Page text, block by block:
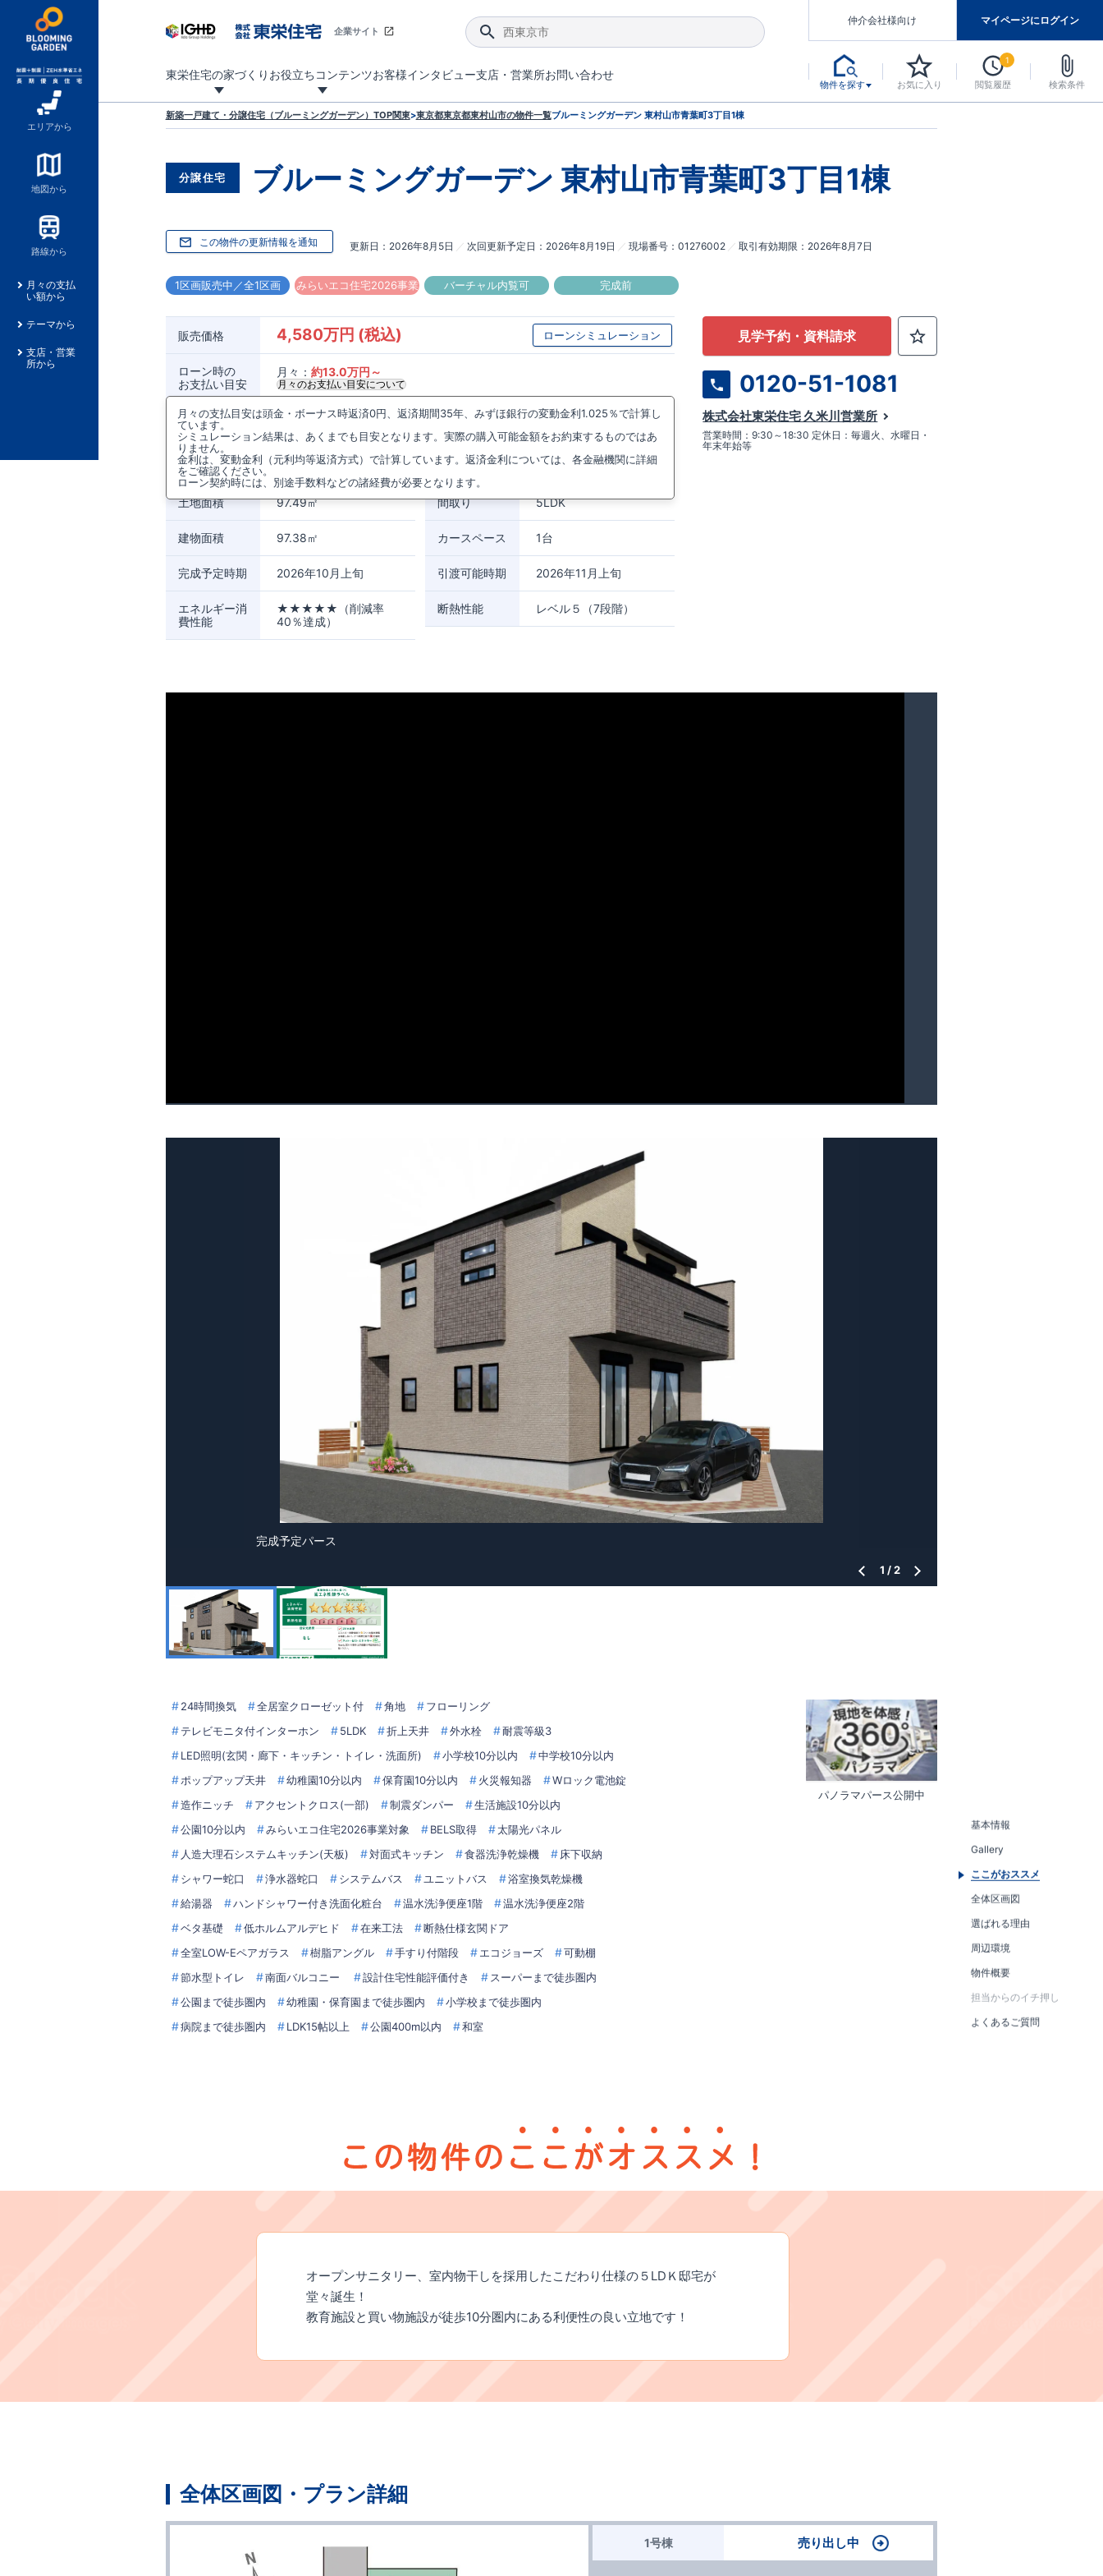
エリアから
地図から
路線から
月々の支払
い額から
テーマから
支店・営業
所から
企業サイト
東栄住宅の家づくり お役立ちコンテンツお客様インタビュー支店・営業所お問い合わせ
仲介会社様向け マイページにログイン
物件を探す お気に入り 閲覧履歴
1
検索条件
新築一戸建て・分譲住宅（ブルーミングガーデン）TOP関東>東京都東京都東村山市の物件一覧ブルーミングガーデン 東村山市青葉町3丁目1棟
分譲住宅 ブルーミングガーデン 東村山市青葉町3丁目1棟
この物件の更新情報を通知 更新日 2026年8月5日 次回更新予定日 2026年8月19日 現場番号 01276002 取引有効期限 2026年8月7日
1区画販売中／全1区画 みらいエコ住宅2026事業 バーチャル内覧可 完成前
販売価格 4,580万円 (税込) ローンシミュレーション
ローン時の
お支払い目安
月々： 約13.0万円～
月々のお支払い目安について
月々の支払目安は頭金・ボーナス時返済0円、返済期間35年、みずほ銀行の変動金利1.025％で計算し
ています。
シミュレーション結果は、あくまでも目安となります。実際の購入可能金額をお約束するものではあ
りません。
金利は、変動金利（元利均等返済方式）で計算しています。返済金利については、各金融機関に詳細
をご確認ください。
ローン契約時には、別途手数料などの諸経費が必要となります。
所在地 東京都東村山市青葉町３丁目6番21(地番) 周辺マップを見る
アクセス 武蔵野線新秋津駅まで徒歩19分
西武池袋・豊島線
秋津駅まで徒歩21分
土地面積 97.49㎡
建物面積 97.38㎡
間取り 5LDK
カースペース 1台
完成予定時期 2026年10月上旬 引渡可能時期 2026年11月上旬
エネルギー消
費性能
★★★★★（削減率
40％達成）
断熱性能 レベル５（7段階）
見学予約・資料請求
0120-51-1081
株式会社東栄住宅 久米川営業所
営業時間：9:30～18:30 定休日：毎週火、水曜日・
年末年始等
完成予定パース
1 /2
24時間換気 全居室クローゼット付 角地
フローリング
テレビモニタ付インターホン
5LDK 折上天井 外水栓
耐震等級3
LED照明(玄関・廊下・キッチン・トイレ・洗面所)
小学校10分以内
中学校10分以内
ポップアップ天井
幼稚園10分以内 保育園10分以内 火災報知器
Wロック電池錠
造作ニッチ
アクセントクロス(一部) 制震ダンパー
生活施設10分以内
公園10分以内
みらいエコ住宅2026事業対象 BELS取得
太陽光パネル
人造大理石システムキッチン(天板)
対面式キッチン 食器洗浄乾燥機
床下収納
シャワー蛇口
浄水器蛇口 システムバス ユニットバス
浴室換気乾燥機
給湯器
ハンドシャワー付き洗面化粧台 温水洗浄便座1階
温水洗浄便座2階
ベタ基礎
低ホルムアルデヒド 在来工法
断熱仕様玄関ドア
全室LOW-Eペアガラス
樹脂アングル 手すり付階段 エコジョーズ
可動棚
節水型トイレ
南面バルコニー 設計住宅性能評価付き
スーパーまで徒歩圏内
公園まで徒歩圏内
幼稚園・保育園まで徒歩圏内
小学校まで徒歩圏内
病院まで徒歩圏内
LDK15帖以上 公園400m以内 和室
パノラマパース公開中
オープンサニタリー、室内物干しを採用したこだわり仕様の５LDＫ邸宅が
堂々誕生！
教育施設と買い物施設が徒歩10分圏内にある利便性の良い立地です！
全体区画図・プラン詳細
1号棟 売り出し中
基本情報
Gallery
ここがおススメ
全体区画図
選ばれる理由
周辺環境
物件概要
担当からのイチ押し
よくあるご質問